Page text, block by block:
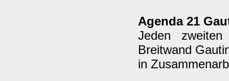
Agenda 21
Jeden
Breitwand
in